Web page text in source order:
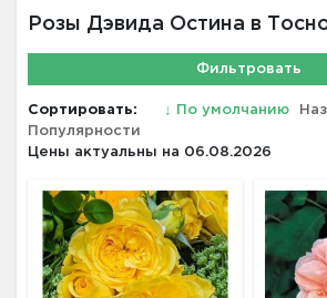
Розы Дэвида Остина в
Фильтровать
Сортировать: ↓ По умолчанию
Популярности
Цены актуальны на 06.08.2026